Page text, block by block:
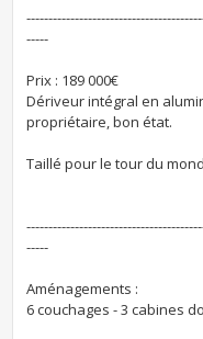
-----
Prix : 189 000€
Dériveur intégral en
propriétaire, bon état.
Taillé pour le tour du
-----
Aménagements :
6 couchages - 3 cabines